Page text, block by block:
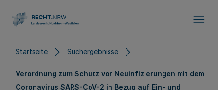
Startseite Suchergebnisse
Verordnung zum Schutz vor Neuinfizierungen mit dem
Coronavirus SARS-CoV-2 in Bezug auf Ein- und